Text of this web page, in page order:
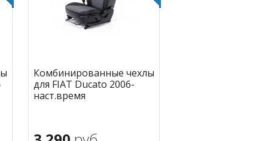
Комбинированные чехлы
для FIAT Ducato 2006-
наст.время